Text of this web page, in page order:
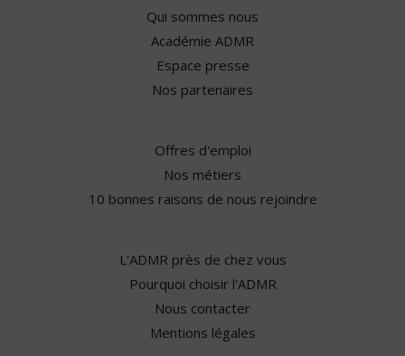
Qui sommes nous
Académie ADMR
Espace presse
Nos partenaires
Offres d'emploi
Nos métiers
10 bonnes raisons de nous rejoindre
L'ADMR près de chez vous
Pourquoi choisir l'ADMR
Nous contacter
Mentions légales